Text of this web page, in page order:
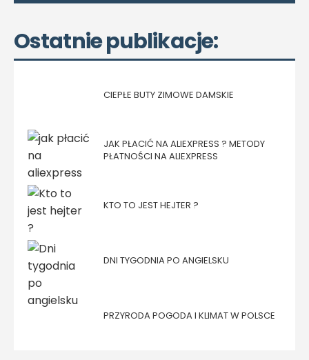
Ostatnie publikacje:
CIEPŁE BUTY ZIMOWE DAMSKIE
JAK PŁACIĆ NA ALIEXPRESS ? METODY
PŁATNOŚCI NA ALIEXPRESS
KTO TO JEST HEJTER ?
DNI TYGODNIA PO ANGIELSKU
PRZYRODA POGODA I KLIMAT W POLSCE